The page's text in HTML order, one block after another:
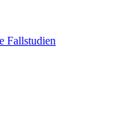
Fallstudien